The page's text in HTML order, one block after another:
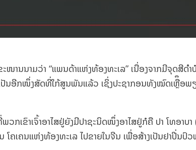
ານນາມວ່າ “ແພນດ້າແຫ່ງທ້ອງທະເລ” ເນື່ອງຈາກມີຈຸດສີ
ເປັນອີກໜຶ່ງສັດທີ່ໃກ້ສູນພັນແລ້ວ ເຊິ່ງປະຊາກອນທັງໝົດເຫຼືຶອ
ກເຂົາເຈົ້າອາໄສຢູ່ຍັງມີປາຊະນິດໜຶ່ງອາໄສຢູ່ກໍຄື ປາ ໂທອາ
ໂຄເຄນແຫ່ງທ້ອງທະເລ ໄປຂາຍໃນຈີນ ເພື່ອສ້າງເປັນຢາປິ່ນ